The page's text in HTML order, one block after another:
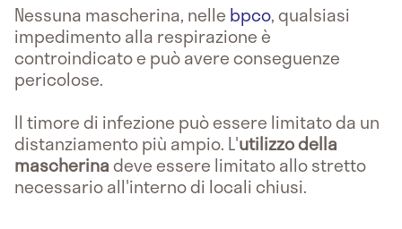
Nessuna mascherina, nelle bpco, qualsiasi
impedimento alla respirazione è
controindicato e può avere conseguenze
pericolose.
Il timore di infezione può essere limitato da un
distanziamento più ampio. L'utilizzo della
mascherinadeve essere limitato allo stretto
necessario all'interno di locali chiusi.